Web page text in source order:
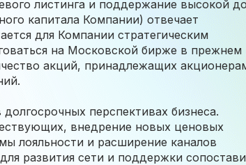
листинга и поддержание высокой
капитала Компании) отвечает
для Компании стратегическим
на Московской бирже в прежнем
акций, принадлежащих
перспективах бизнеса.
внедрение новых ценовых
лояльности и расширение каналов
развития сети и поддержки